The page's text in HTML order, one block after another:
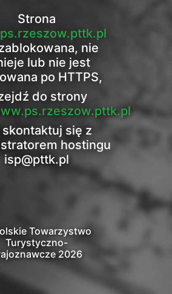
Strona
nie
lub nie jest
po HTTPS,
do strony
się z
hostingu
isp@pttk.pl
Towarzystwo
Turystyczno-
2026